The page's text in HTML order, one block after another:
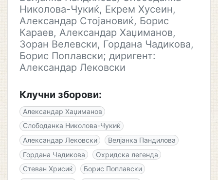
Николова-Чукиќ, Екрем Хусеин,
Александар Стојановиќ, Борис
Караев, Александар Хаџиманов,
Зоран Велевски, Гордана Чадикова,
Борис Поплавски; диригент:
Александар Лековски
Клучни зборови:
Александар Хаџиманов
Слободанка Николова-Чукиќ
Александар Лековски
Велјанка Пандилова
Гордана Чадикова
Охридска легенда
Стеван Хрисиќ
Борис Поплавски